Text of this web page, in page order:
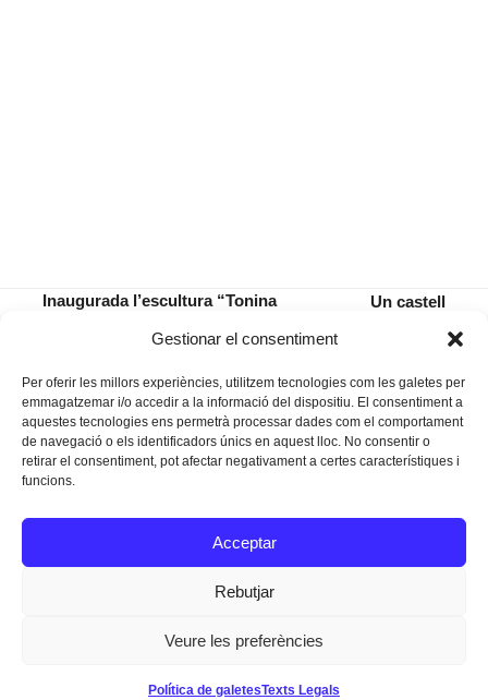
Gestionar el consentiment
Per oferir les millors experiències, utilitzem tecnologies com les galetes per
emmagatzemar i/o accedir a la informació del dispositiu. El consentiment a
aquestes tecnologies ens permetrà processar dades com el comportament
de navegació o els identificadors únics en aquest lloc. No consentir o
retirar el consentiment, pot afectar negativament a certes característiques i
funcions.
Acceptar
Rebutjar
Veure les preferències
Política de galetesTexts Legals
Inaugurada l’escultura “Tonina
poble de Manacor
Un castell
Instagram
Facebook
Twitter
Texts Legals